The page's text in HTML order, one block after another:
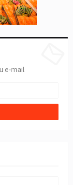
e-mail.